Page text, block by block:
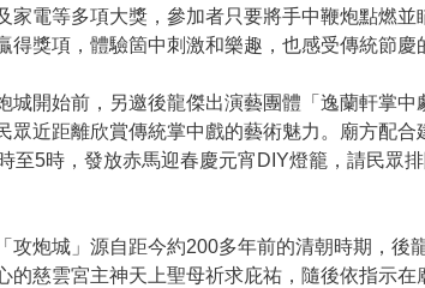
家電等多項大獎，參加者只要將手中鞭炮點燃
得獎項，體驗箇中刺激和樂趣，也感受傳統節慶
開始前，另邀後龍傑出演藝團體「逸蘭軒掌中
眾近距離欣賞傳統掌中戲的藝術魅力。廟方配
至5時，發放赤馬迎春慶元宵DIY燈籠，請民眾
炮城」源自距今約200多年前的清朝時期，後
的慈雲宮主神天上聖母祈求庇祐，隨後依指示